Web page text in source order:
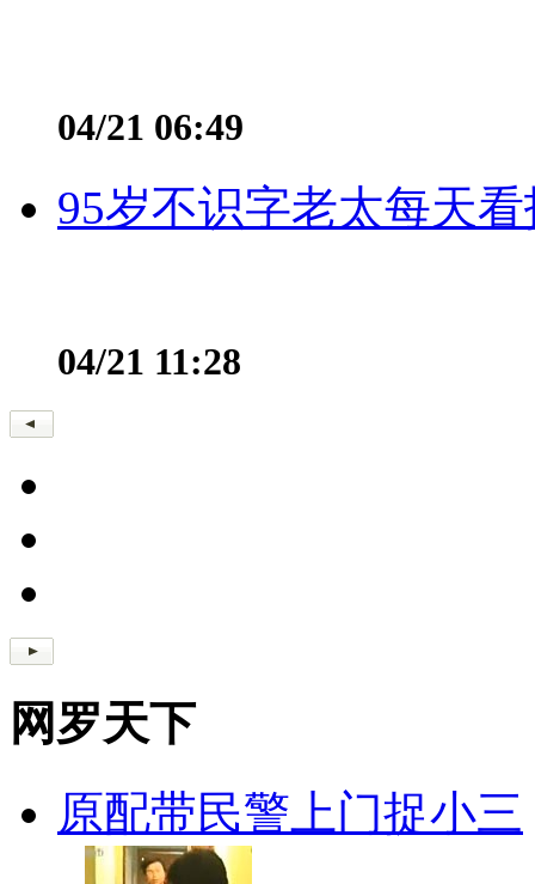
04/21 06:49
95岁不识字老太每天
04/21 11:28
网罗天下
原配带民警上门捉小三